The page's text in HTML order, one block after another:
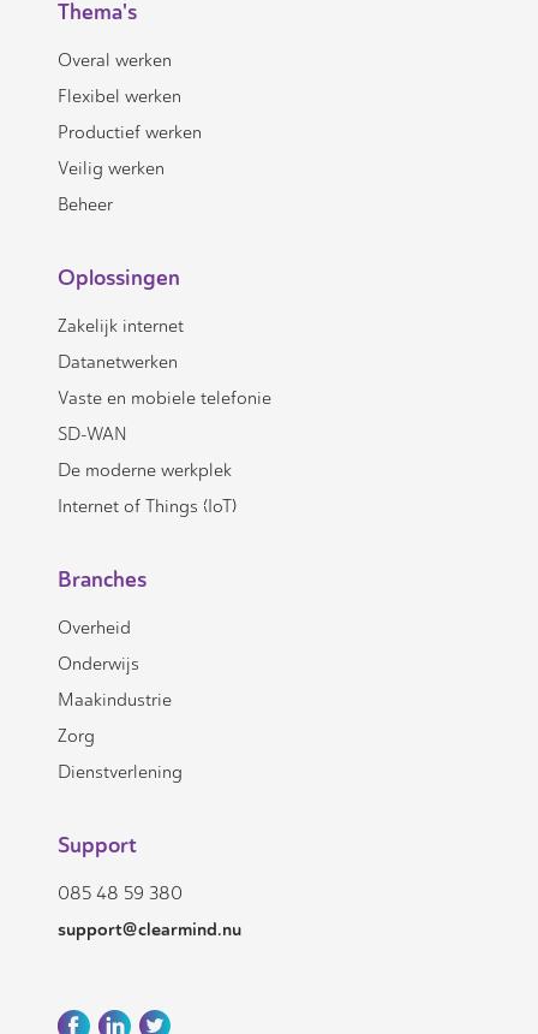
Thema's
Overal werken
Flexibel werken
Productief werken
Veilig werken
Beheer
Oplossingen
Zakelijk internet
Datanetwerken
Vaste en mobiele telefonie
SD-WAN
De moderne werkplek
Internet of Things (IoT)
Branches
Overheid
Onderwijs
Maakindustrie
Zorg
Dienstverlening
Support
085 48 59 380
support@clearmind.nu